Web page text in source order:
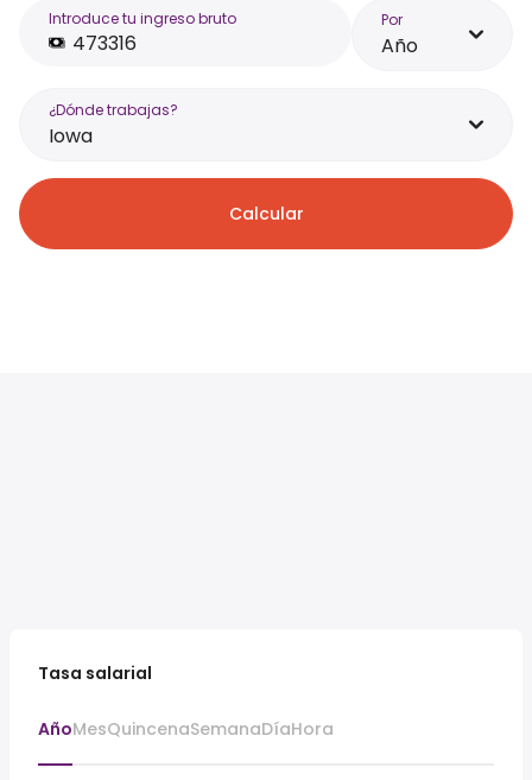
Introduce tu ingreso bruto Por
Año
¿Dónde trabajas?
Iowa
Calcular
Tasa salarial
AñoMesQuincenaSemanaDíaHora